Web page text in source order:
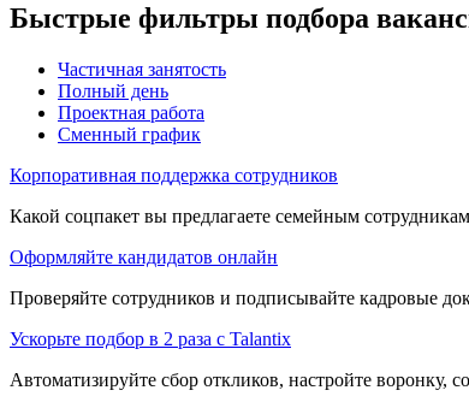
Быстрые фильтры подбора
Частичная занятость
Полный день
Проектная работа
Сменный график
Корпоративная поддержка сотрудников
Какой соцпакет вы предлагаете семейным
Оформляйте кандидатов онлайн
Проверяйте сотрудников и подписывайте кадровые
Ускорьте подбор в 2 раза с Talantix
Автоматизируйте сбор откликов, настройте воронку,